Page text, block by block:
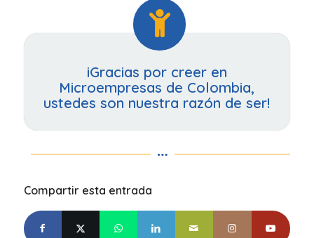
iGracias por creer en
Microempresas de Colombia,
ustedes son nuestra razón de ser!
Compartir esta entrada